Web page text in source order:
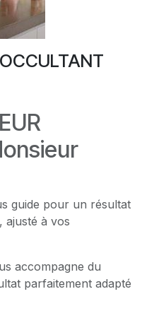
guide pour un résultat
ajusté à vos
accompagne du
parfaitement adapté